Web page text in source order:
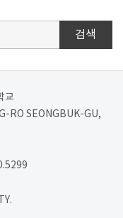
검색
교
RO SEONGBUK-GU,